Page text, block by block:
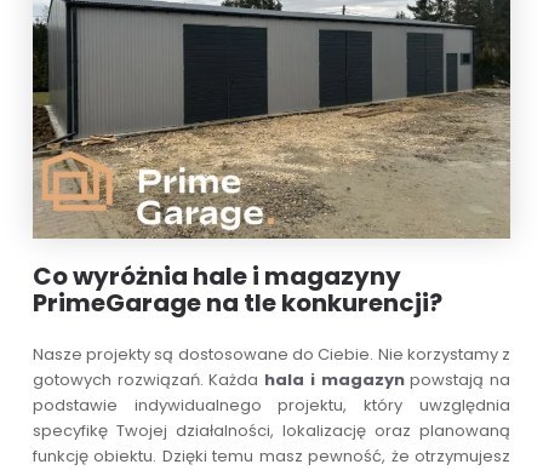
Co wyróżnia hale i magazyny
PrimeGarage na tle konkurencji?
Nasze projekty są dostosowane do Ciebie. Nie korzystamy z
gotowych rozwiązań. Każda hala i magazynpowstają na
podstawie indywidualnego projektu, który uwzględnia
specyfikę Twojej działalności, lokalizację oraz planowaną
funkcję obiektu. Dzięki temu masz pewność, że otrzymujesz